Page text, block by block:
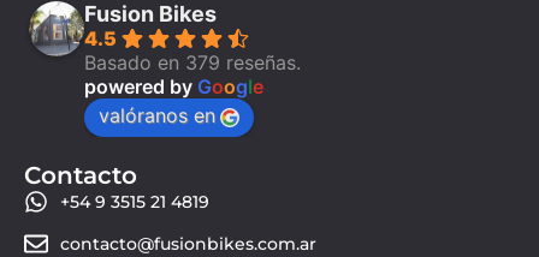
Fusion Bikes
4.5
Basado en 379 reseñas.
powered by Google
valóranos en
Contacto
+54 9 3515 21 4819
contacto@fusionbikes.com.ar